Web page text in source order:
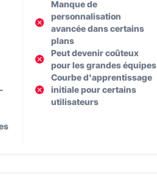
Manque de
personnalisation
avancée dans certains
plans
Peut devenir coûteux
pour les grandes équipes
Courbe d'apprentissage
initiale pour certains
utilisateurs